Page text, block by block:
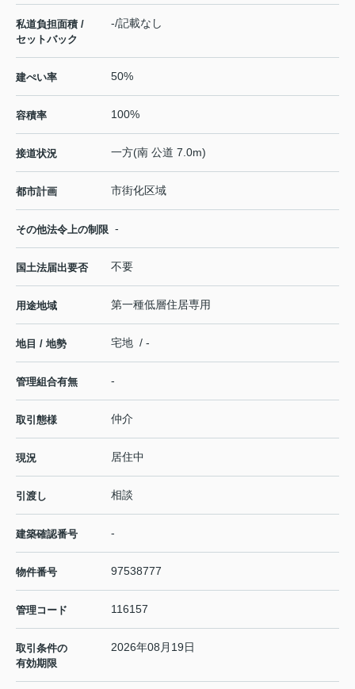
私道負担面積 /
セットバック
-/記載なし
建ぺい率 50%
容積率 100%
接道状況 一方(南 公道 7.0m)
都市計画 市街化区域
その他法令上の制限 -
国土法届出要否 不要
用途地域 第一種低層住居専用
地目 / 地勢 宅地 / -
管理組合有無 -
取引態様 仲介
現況 居住中
引渡し 相談
建築確認番号 -
物件番号 97538777
管理コード 116157
取引条件の
有効期限
2026年08月19日